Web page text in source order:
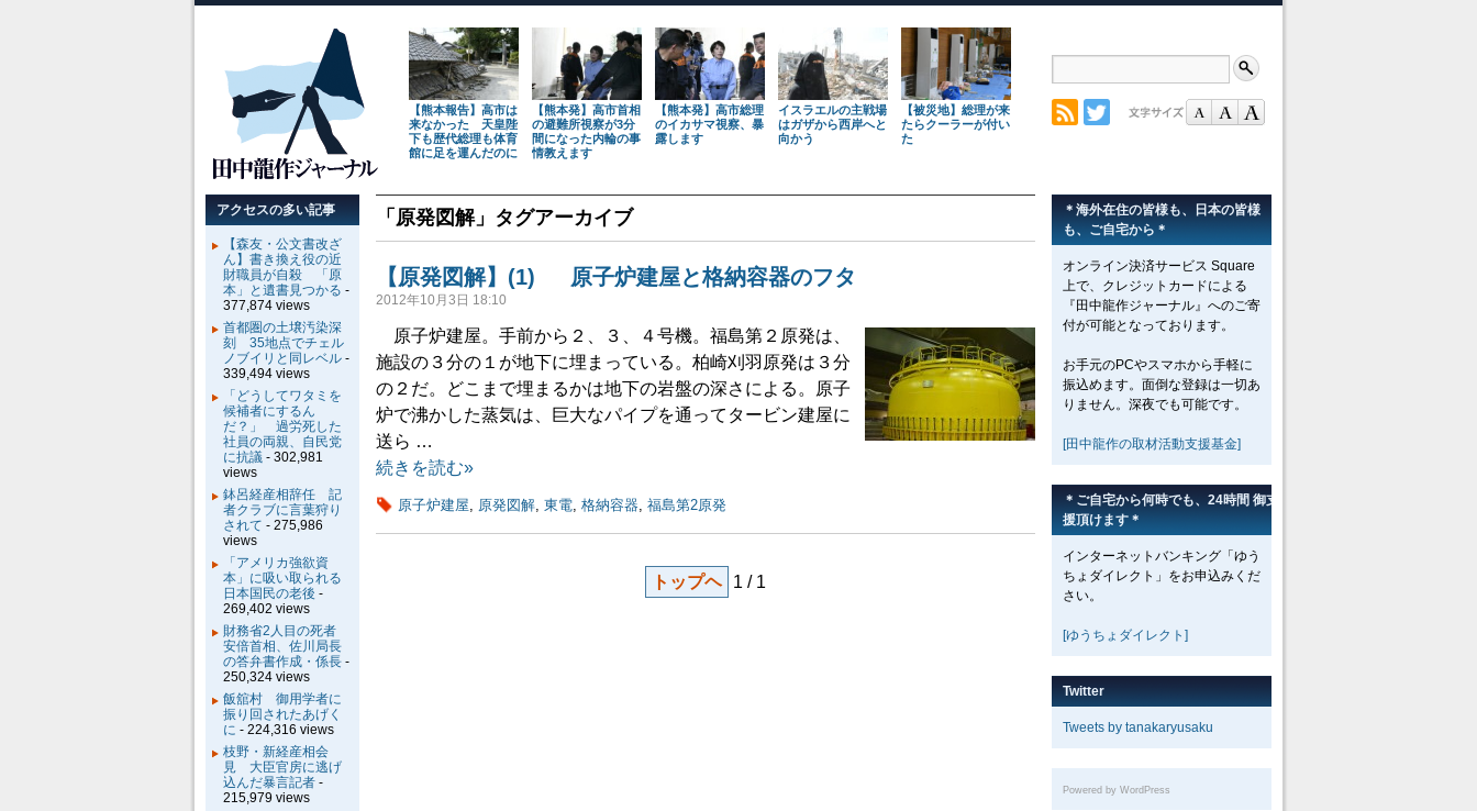
【熊本報告】高市は
来なかった 天皇陛
下も歴代総理も体育
館に足を運んだのに
【熊本発】高市首相
の避難所視察が3分
間になった内輪の事
情教えます
【熊本発】高市総理
のイカサマ視察、暴
露します
イスラエルの主戦場
はガザから西岸へと
向かう
【被災地】総理が来
たらクーラーが付い
た
「 原発図解」タグアーカイブ
【原発図解】(1) 原子炉建屋と格納容器のフタ
2012年10月3日 18:10
原子炉建屋。手前から２、３、４号機。福島第２原発は、
施設の３分の１が地下に埋まっている。柏崎刈羽原発は３分
の２だ。どこまで埋まるかは地下の岩盤の深さによる。原子
炉で沸かした蒸気は、巨大なパイプを通ってタービン建屋に
送ら …
続きを読む»
原子炉建屋, 原発図解, 東電, 格納容器, 福島第2原発
トップヘ 1 / 1
＊海外在住の皆様も、日本の皆様
も、ご自宅から＊
オンライン決済サービス Square
上で、クレジットカードによる
『田中龍作ジャーナル』へのご寄
付が可能となっております。
お手元のPCやスマホから手軽に
振込めます。面倒な登録は一切あ
りません。深夜でも可能です。
[田中龍作の取材活動支援基金]
＊ご自宅から何時でも、24時間 御支
援頂けます＊
インターネットバンキング「ゆう
ちょダイレクト」をお申込みくだ
さい。
[ゆうちょダイレクト]
Twitter
Tweets by tanakaryusaku
Powered by WordPress
アクセスの多い記事
【森友・公文書改ざ
ん】書き換え役の近
財職員が自殺 「原
本」と遺書見つかる -
377,874 views
首都圏の土壌汚染深
刻 35地点でチェル
ノブイリと同レベル -
339,494 views
「どうしてワタミを
候補者にするん
だ？」 過労死した
社員の両親、自民党
に抗議 - 302,981
views
鉢呂経産相辞任 記
者クラブに言葉狩り
されて - 275,986
views
「アメリカ強欲資
本」に吸い取られる
日本国民の老後 -
269,402 views
財務省2人目の死者
安倍首相、佐川局長
の答弁書作成・係長 -
250,324 views
飯舘村 御用学者に
振り回されたあげく
に - 224,316 views
枝野・新経産相会
見 大臣官房に逃げ
込んだ暴言記者 -
215,979 views